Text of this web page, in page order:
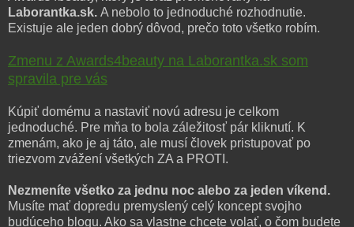
Laborantka.sk. A nebolo to jednoduché rozhodnutie.
Existuje ale jeden dobrý dôvod, prečo toto všetko robím.
Zmenu z Awards4beauty na Laborantka.sk som
spravila pre vás
Kúpiť domému a nastaviť novú adresu je celkom
jednoduché. Pre mňa to bola záležitosť pár kliknutí. K
zmenám, ako je aj táto, ale musí človek pristupovať po
triezvom zvážení všetkých ZA a PROTI.
Nezmeníte všetko za jednu noc alebo za jeden víkend.
Musíte mať dopredu premyslený celý koncept svojho
budúceho blogu. Ako sa vlastne chcete volať, o čom budete